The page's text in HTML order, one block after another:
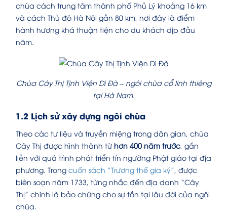
chùa cách trung tâm thành phố Phủ Lý khoảng 16 km
và cách Thủ đô Hà Nội gần 80 km, nơi đây là điểm
hành hương khá thuận tiện cho du khách dịp đầu
năm.
Chùa Cây Thị Tịnh Viện Di Đà – ngôi chùa cổ linh thiêng
tại Hà Nam.
1.2 Lịch sử xây dựng ngôi chùa
Theo các tư liệu và truyền miệng trong dân gian, chùa
Cây Thị được hình thành từ hơn 400 năm trước , gắn
liền với quá trình phát triển tín ngưỡng Phật giáo tại địa
phương. Trong cuốn sách “Trương thế gia ký” , được
biên soạn năm 1733, từng nhắc đến địa danh “Cây
Thị” chính là bảo chứng cho sự tồn tại lâu đời của ngôi
chùa.